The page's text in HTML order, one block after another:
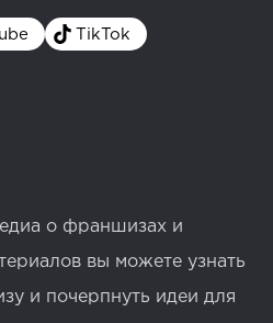
TikTok
о франшизах и
вы можете узнать
и почерпнуть идеи для